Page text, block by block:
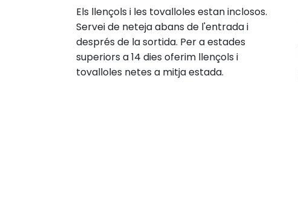
Els llençols i les tovalloles estan inclosos.
Servei de neteja abans de l'entrada i
després de la sortida. Per a estades
superiors a 14 dies oferim llençols i
tovalloles netes a mitja estada.